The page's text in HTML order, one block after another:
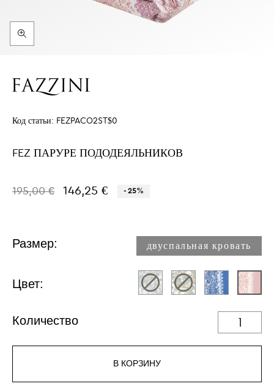
Код статьи: FEZPACO2ST$0
FEZ ПАРУРЕ ПОДОДЕЯЛЬНИКОВ
195,00 € 146,25 € - 25%
Размер: двуспальная кровать
Цвет:
Количество
В КОРЗИНУ